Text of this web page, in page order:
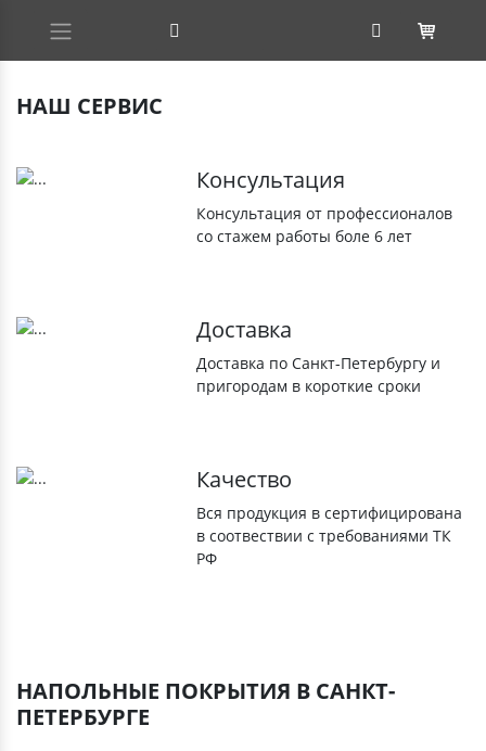
НАШ СЕРВИС
Консультация
Консультация от профессионалов
со стажем работы боле 6 лет
Доставка
Доставка по Санкт-Петербургу и
пригородам в короткие сроки
Качество
Вся продукция в сертифицирована
в соотвествии с требованиями ТК
РФ
НАПОЛЬНЫЕ ПОКРЫТИЯ В САНКТ-
ПЕТЕРБУРГЕ